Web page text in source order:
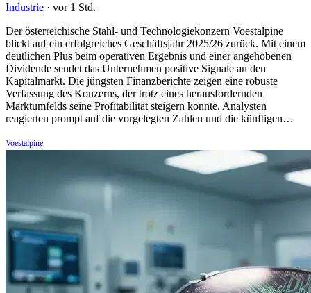
Industrie · vor 1 Std.
Der österreichische Stahl- und Technologiekonzern Voestalpine
blickt auf ein erfolgreiches Geschäftsjahr 2025/26 zurück. Mit einem
deutlichen Plus beim operativen Ergebnis und einer angehobenen
Dividende sendet das Unternehmen positive Signale an den
Kapitalmarkt. Die jüngsten Finanzberichte zeigen eine robuste
Verfassung des Konzerns, der trotz eines herausfordernden
Marktumfelds seine Profitabilität steigern konnte. Analysten
reagierten prompt auf die vorgelegten Zahlen und die künftigen…
Voestalpine